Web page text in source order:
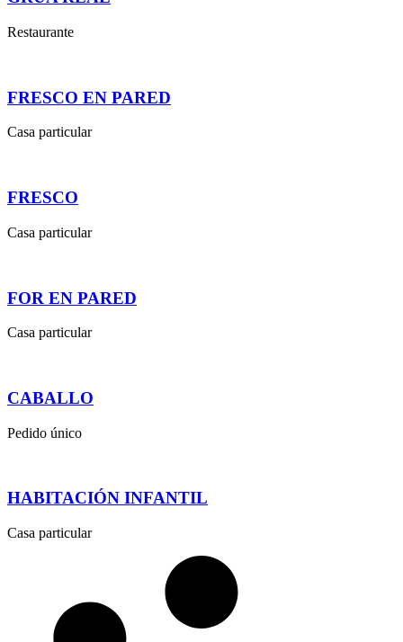
Restaurante
FRESCO EN PARED
Casa particular
FRESCO
Casa particular
FOR EN PARED
Casa particular
CABALLO
Pedido único
HABITACIÓN INFANTIL
Casa particular